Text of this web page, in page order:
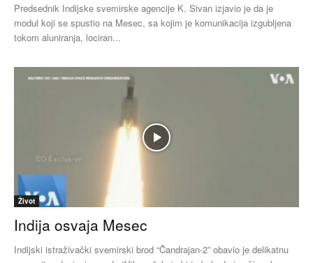
Predsednik Indijske svemirske agencije K. Sivan izjavio je da je
modul koji se spustio na Mesec, sa kojim je komunikacija izgubljena
tokom aluniranja, lociran...
Život
Indija osvaja Mesec
Indijski istraživački svemirski brod “Čandrajan-2” obavio je delikatnu